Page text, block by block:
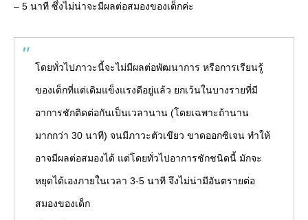
– 5 นาที ซึ่งไม่น่าจะมีผลต่อสมองของเด็กค่ะ
โดยทั่วไปภาวะนี้จะไม่มีผลต่อพัฒนาการ หรือการเรียนรู้
ของเด็กที่แต่เดิมแข็งแรงดีอยู่แล้ว ยกเว้นในบางรายที่มี
อาการชักติดต่อกันเป็นเวลานาน (โดยเฉพาะถ้านาน
มากกว่า 30 นาที) จนมีภาวะตัวเขียว ขาดออกซิเจน ทำให้
อาจมีผลต่อสมองได้ แต่โดยทั่วไปอาการชักชนิดนี้ มักจะ
หยุดได้เองภายในเวลา 3-5 นาที จึงไม่น่ามีอันตรายต่อ
สมองของเด็ก